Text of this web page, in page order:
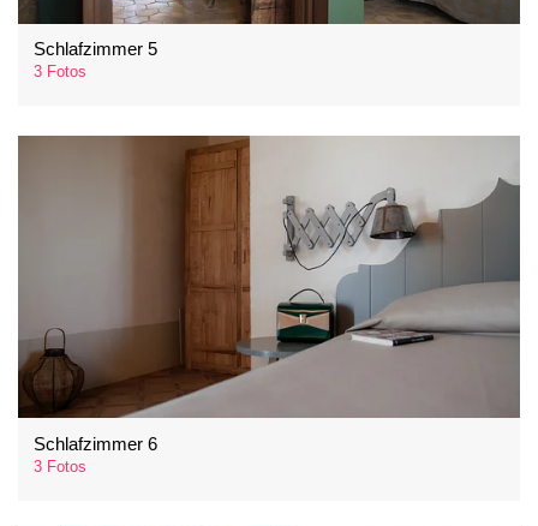
Schlafzimmer 5
3 Fotos
Schlafzimmer 6
3 Fotos